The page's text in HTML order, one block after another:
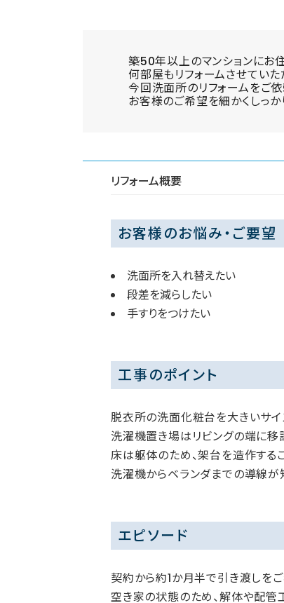
築50年以上のマンションにお
何部屋もリフォームさせてい
今回洗面所のリフォームをご依
お客様のご希望を細かくしっ
リフォーム概要
お客様のお悩み・ご要望
洗面所を入れ替えたい
段差を減らしたい
手すりをつけたい
工事のポイント
脱衣所の洗面化粧台を大きいサイ
洗濯機置き場はリビングの端に移
床は躯体のため、架台を造作する
洗濯機からベランダまでの導線が
エピソード
契約から約1か月半で引き渡しを
空き家の状態のため、解体や配管